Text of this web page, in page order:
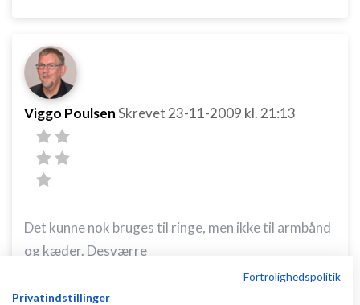
Viggo PoulsenSkrevet 23-11-2009 kl. 21:13
Det kunne nok bruges til ringe, men ikke til armbånd
og kæder. Desværre
Fortrolighedspolitik
Privatindstillinger